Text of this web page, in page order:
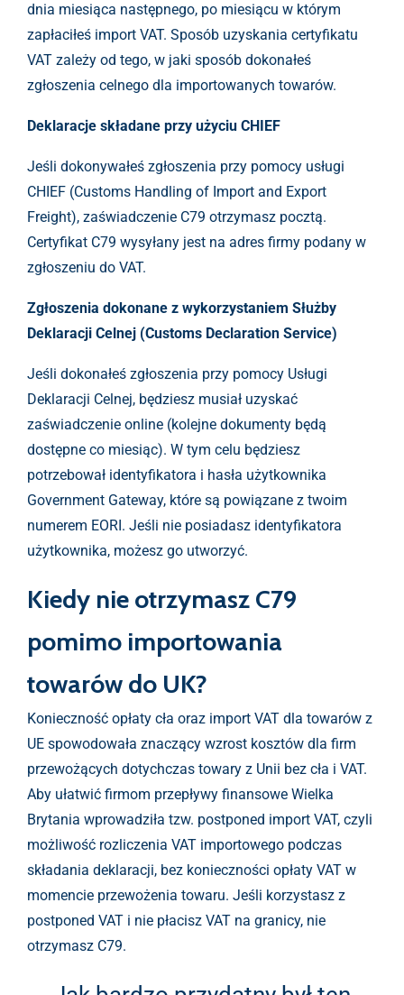
dnia miesiąca następnego, po miesiącu w którym
zapłaciłeś import VAT. Sposób uzyskania certyfikatu
VAT zależy od tego, w jaki sposób dokonałeś
zgłoszenia celnego dla importowanych towarów.
Deklaracje składane przy użyciu CHIEF
Jeśli dokonywałeś zgłoszenia przy pomocy usługi
CHIEF (Customs Handling of Import and Export
Freight), zaświadczenie C79 otrzymasz pocztą.
Certyfikat C79 wysyłany jest na adres firmy podany w
zgłoszeniu do VAT.
Zgłoszenia dokonane z wykorzystaniem Służby
Deklaracji Celnej (Customs Declaration Service)
Jeśli dokonałeś zgłoszenia przy pomocy Usługi
Deklaracji Celnej, będziesz musiał uzyskać
zaświadczenie online (kolejne dokumenty będą
dostępne co miesiąc). W tym celu będziesz
potrzebował identyfikatora i hasła użytkownika
Government Gateway, które są powiązane z twoim
numerem EORI. Jeśli nie posiadasz identyfikatora
użytkownika, możesz go utworzyć.
Kiedy nie otrzymasz C79
pomimo importowania
towarów do UK?
Konieczność opłaty cła oraz import VAT dla towarów z
UE spowodowała znaczący wzrost kosztów dla firm
przewożących dotychczas towary z Unii bez cła i VAT.
Aby ułatwić firmom przepływy finansowe Wielka
Brytania wprowadziła tzw. postponed import VAT, czyli
możliwość rozliczenia VAT importowego podczas
składania deklaracji, bez konieczności opłaty VAT w
momencie przewożenia towaru. Jeśli korzystasz z
postponed VAT i nie płacisz VAT na granicy, nie
otrzymasz C79.